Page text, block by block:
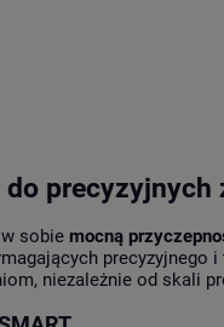
precyzyjnych
sobie mocną
precyzyjnego i
niezależnie od skali